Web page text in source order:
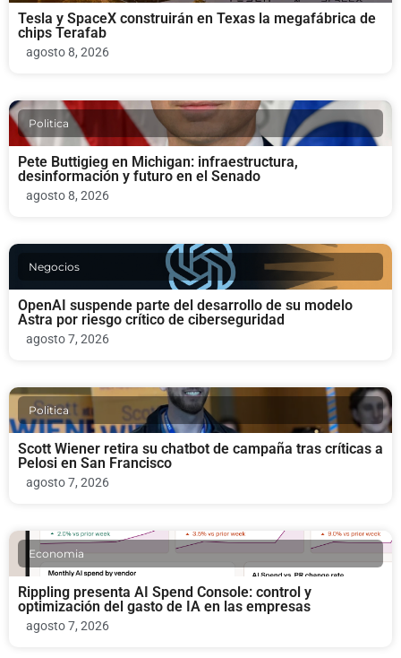
Tesla y SpaceX construirán en Texas la megafábrica de
chips Terafab
agosto 8, 2026
Politica
Pete Buttigieg en Michigan: infraestructura,
desinformación y futuro en el Senado
agosto 8, 2026
Negocios
OpenAI suspende parte del desarrollo de su modelo
Astra por riesgo crítico de ciberseguridad
agosto 7, 2026
Politica
Scott Wiener retira su chatbot de campaña tras críticas a
Pelosi en San Francisco
agosto 7, 2026
Economia
Rippling presenta AI Spend Console: control y
optimización del gasto de IA en las empresas
agosto 7, 2026